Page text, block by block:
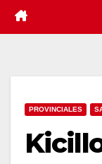
PROVINCIALES